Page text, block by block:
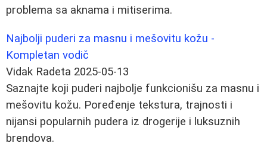
problema sa aknama i mitiserima.
Najbolji puderi za masnu i mešovitu kožu -
Kompletan vodič
Vidak Radeta 2025-05-13
Saznajte koji puderi najbolje funkcionišu za masnu i
mešovitu kožu. Poređenje tekstura, trajnosti i
nijansi popularnih pudera iz drogerije i luksuznih
brendova.